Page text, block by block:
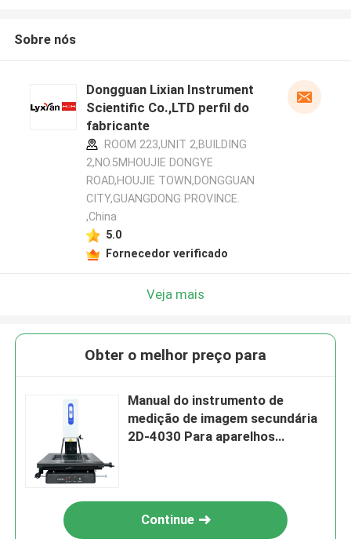
Sobre nós
Dongguan Lixian Instrument
Scientific Co.,LTD perfil do
fabricante
ROOM 223,UNIT 2,BUILDING
2,NO.5MHOUJIE DONGYE
ROAD,HOUJIE TOWN,DONGGUAN
CITY,GUANGDONG PROVINCE.
,China
5.0
Fornecedor verificado
Veja mais
Obter o melhor preço para
Manual do instrumento de
medição de imagem secundária
2D-4030 Para aparelhos
Continue